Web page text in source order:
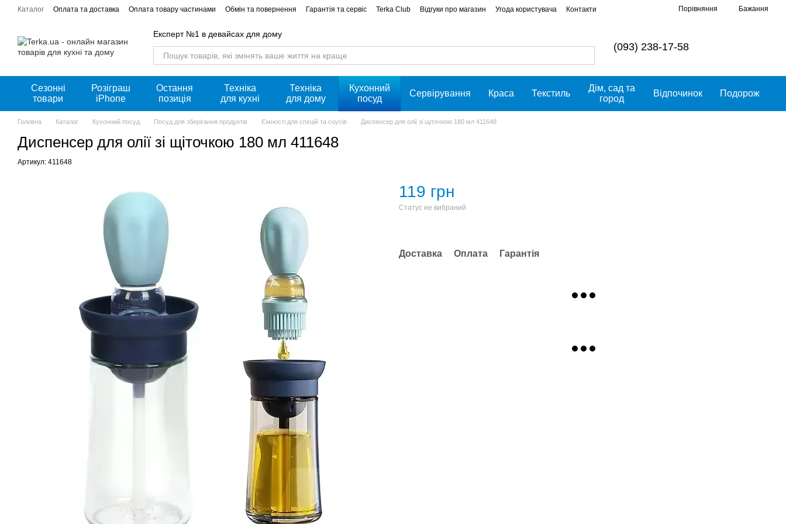
Перейти к основному контенту
Каталог Оплата та доставка Оплата товару частинами Обмін та повернення Гарантія та сервіс Terka Club Відгуки про магазин Угода користувача
Контакти
Порівняння Бажання
Експерт №1 в девайсах для дому
(093) 238-17-58
Сезонні
товари
Розіграш
iPhone
Остання
позиція
Техніка
для кухні
Техніка
для дому
Кухонний
посуд
Сервірування Краса Текстиль
Дім, сад та
город
Відпочинок Подорож
Головна Каталог Кухонний посуд Посуд для зберігання продуктів Ємності для спецій та соусів Диспенсер для олії зі щіточкою 180 мл 411648
Диспенсер для олії зі щіточкою 180 мл 411648
Артикул: 411648
119 грн
Статус не вибраний
Доставка Оплата Гарантія